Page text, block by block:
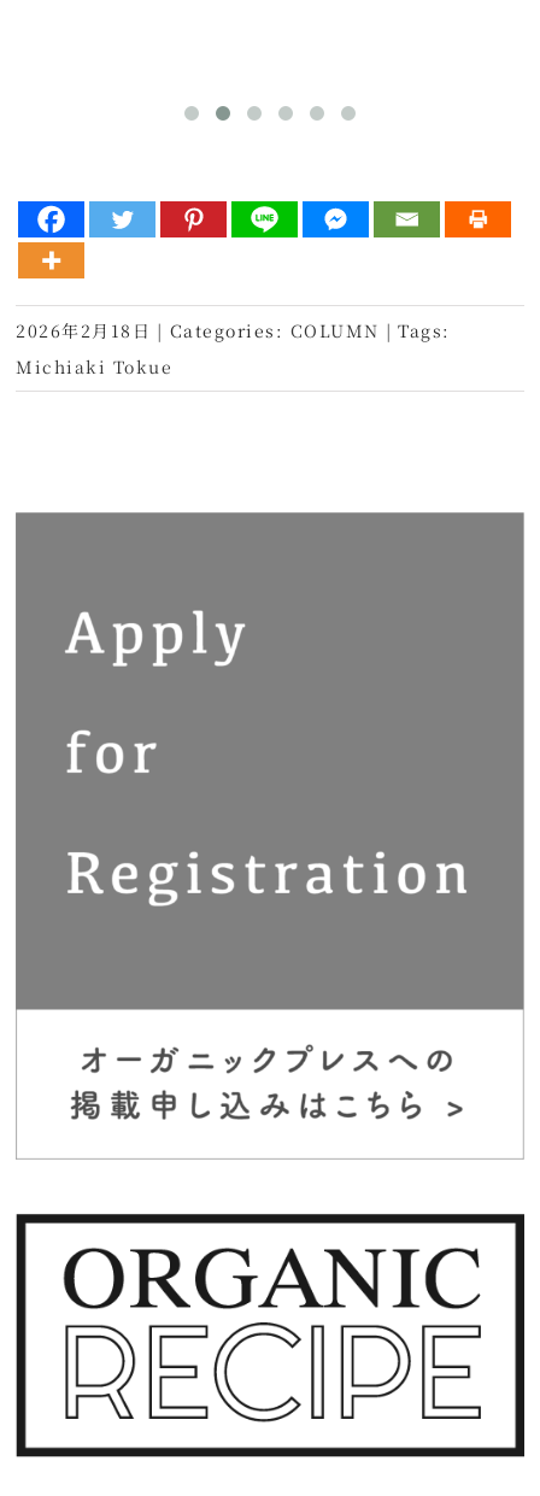
2026年2月18日 | Categories: COLUMN | Tags:
Michiaki Tokue